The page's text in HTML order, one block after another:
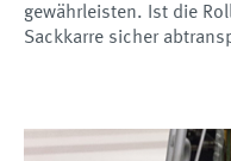
gewährleisten. Ist die
Sackkarre sicher